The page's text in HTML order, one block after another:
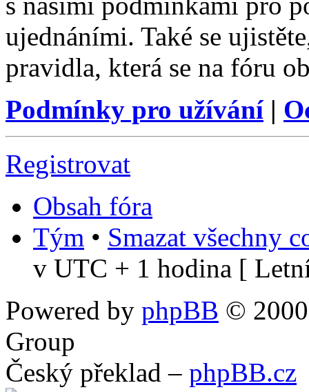
ujednáními. Také se
pravidla, která se na fóru
Podmínky pro užívání|
Registrovat
Obsah fóra
Tým • Smazat všechny
v UTC + 1 hodina [
Powered by phpBB ©
Group
Český překlad – phpBB.cz